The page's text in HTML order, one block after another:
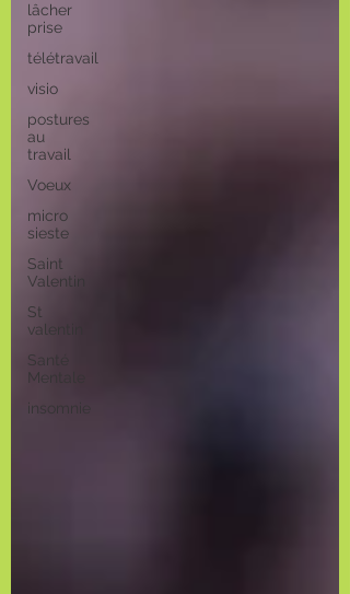
lâcher
prise
télétravail
visio
postures
au
travail
Voeux
micro
sieste
Saint
Valentin
St
valentin
Santé
Mentale
insomnie